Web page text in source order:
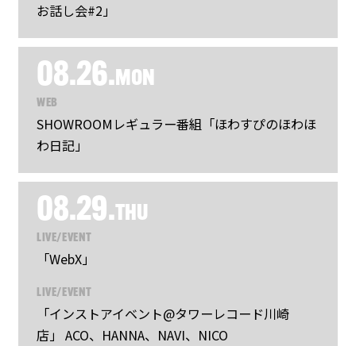
お話し会#2」
08.26.MON
WEB
SHOWROOMレギュラー番組「ほわすぴのほわほ
わ日記」
08.29.THU
LIVE/EVENT
「WebX」
LIVE/EVENT
「インストアイベント@タワーレコード川崎
店」 ACO、HANNA、NAVI、NICO